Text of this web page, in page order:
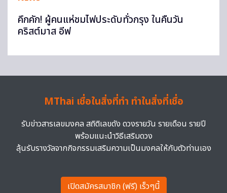
คึกคัก! ผู้คนแห่ชมไฟประดับทั่วกรุง ในคืนวัน
คริสต์มาส อีฟ
MThai เชื่อในสิ่งที่ทำ ทำในสิ่งที่เชื่อ
รับข่าวสารเลขมงคล สถิติเลขดัง ดวงรายวัน รายเดือน รายปี
พร้อมแนะนำวิธีเสริมดวง
ลุ้นรับรางวัลจากกิจกรรมเสริมความเป็นมงคลให้กับตัวท่านเอง
เปิดสมัครสมาชิก (ฟรี) เร็วๆนี้